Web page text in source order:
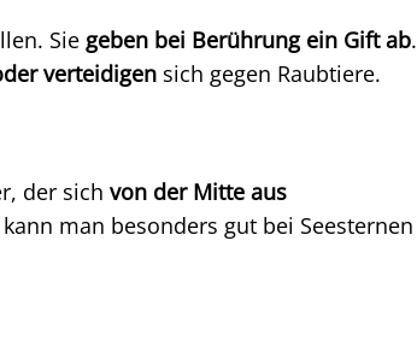
Sie geben bei Berührung ein Gift ab.
verteidigen sich gegen Raubtiere.
der sich von der Mitte aus
man besonders gut bei Seesternen